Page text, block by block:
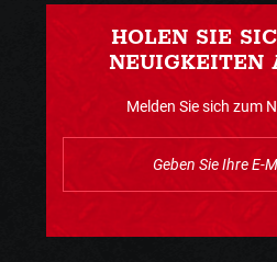
HOLEN SIE
NEUIGKEITEN
Melden Sie sich zum